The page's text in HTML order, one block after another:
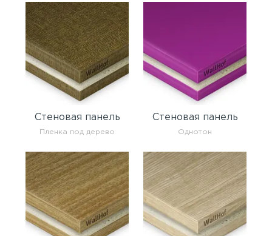
Стеновая панель
Пленка под дерево
Стеновая панель
Однотон